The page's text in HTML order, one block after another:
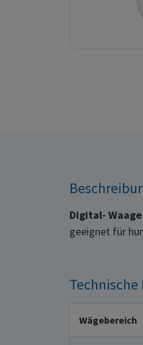
Digital-
geeignet für
Technische
Wägebereich